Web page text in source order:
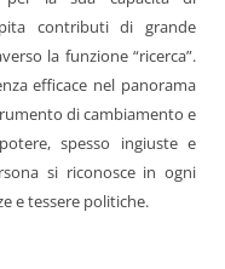
contributi di grande
la funzione “ricerca”.
efficace nel panorama
di cambiamento e
spesso ingiuste e
si riconosce in ogni
e tessere politiche.